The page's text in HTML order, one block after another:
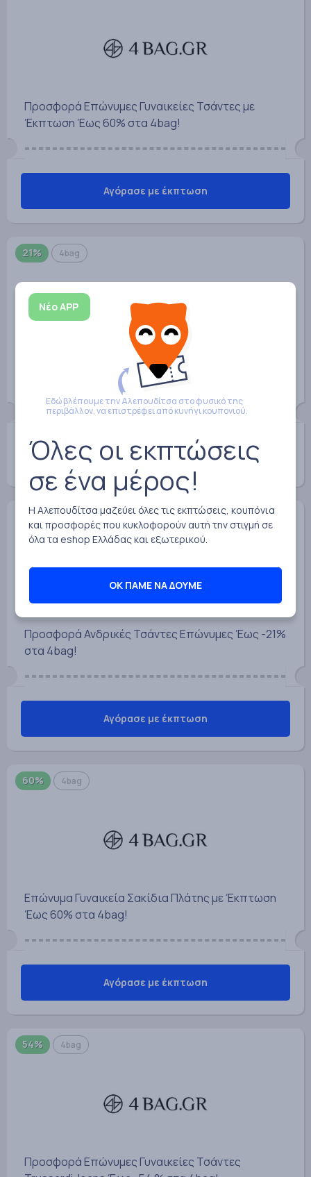
Εδώ βλέπουμε την Αλεπουδίτσα στο φυσικό της
περιβάλλον, να επιστρέφει από κυνήγι κουπονιού.
Νέο APP
Όλες οι εκπτώσεις
σε ένα μέρος!
Η Αλεπουδίτσα μαζεύει όλες τις εκπτώσεις, κουπόνια
και προσφορές που κυκλοφορούν αυτή την στιγμή σε
όλα τα eshop Ελλάδας και εξωτερικού.
ΟΚ ΠΑΜΕ ΝΑ ΔΟΥΜΕ
Προσφορά Επώνυμες Γυναικείες Τσάντες με
Έκπτωση Έως 60% στα 4bag!
Αγόρασε με έκπτωση
21% 4bag
Επώνυμες Aνδρικές Τσάντες Bugatti με Έκπτωση
Έως 21% στα 4bag!
Αγόρασε με έκπτωση
21% 4bag
Προσφορά Ανδρικές Τσάντες Επώνυμες Έως -21%
στα 4bag!
Αγόρασε με έκπτωση
60% 4bag
Επώνυμα Γυναικεία Σακίδια Πλάτης με Έκπτωση
Έως 60% στα 4bag!
Αγόρασε με έκπτωση
54% 4bag
Προσφορά Επώνυμες Γυναικείες Τσάντες